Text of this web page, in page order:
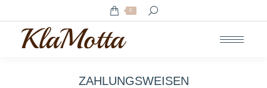
0 Search:
ZAHLUNGSWEISEN